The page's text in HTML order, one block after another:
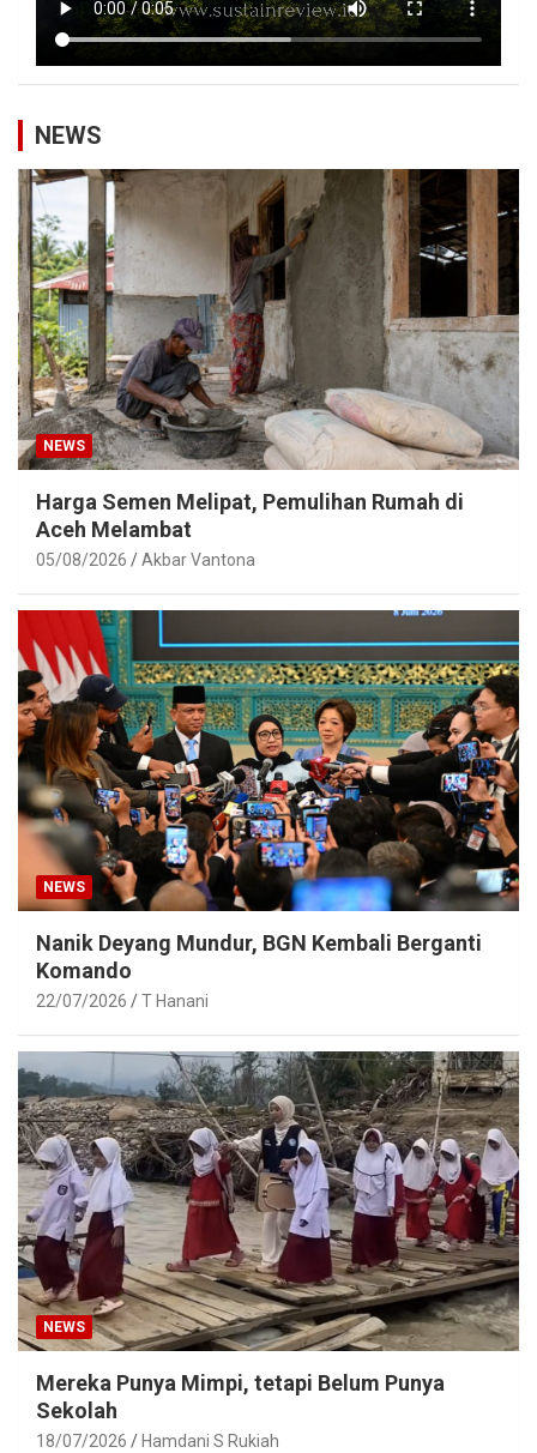
NEWS
NEWS
Harga Semen Melipat, Pemulihan Rumah di
Aceh Melambat
05/08/2026 Akbar Vantona
NEWS
Nanik Deyang Mundur, BGN Kembali Berganti
Komando
22/07/2026 T Hanani
NEWS
Mereka Punya Mimpi, tetapi Belum Punya
Sekolah
18/07/2026 Hamdani S Rukiah